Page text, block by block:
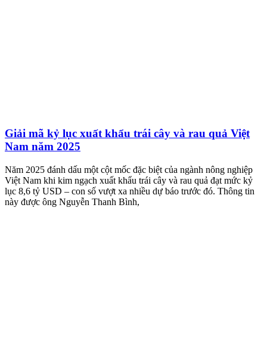
Giải mã kỷ lục xuất khẩu trái cây và rau quả Việt
Nam năm 2025
Năm 2025 đánh dấu một cột mốc đặc biệt của ngành nông nghiệp
Việt Nam khi kim ngạch xuất khẩu trái cây và rau quả đạt mức kỷ
lục 8,6 tỷ USD – con số vượt xa nhiều dự báo trước đó. Thông tin
này được ông Nguyễn Thanh Bình,